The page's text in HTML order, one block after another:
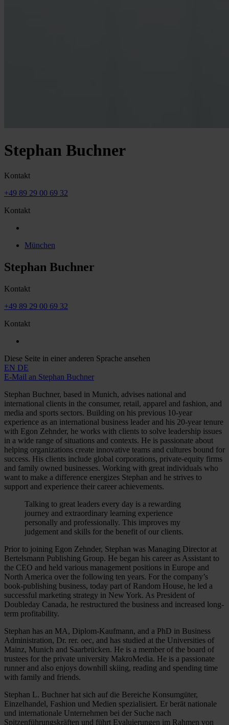
Stephan Buchner
Kontakt
+49 89 29 00 69 32
Kontakt
München
Stephan Buchner
Kontakt
+49 89 29 00 69 32
Kontakt
Diese Seite in einer anderen Sprache ansehen
EN DE
E-Mail an Stephan Buchner
Stephan Buchner, based in Munich, advises national and
international clients in the consumer, retail, apparel and fashion, and
media and sports sectors. Building on his previous 10-year
experience as an international business leader and his 20-year tenure
with Egon Zehnder, he works with clients to solve leadership issues
in a wide range of situations and contexts. He is passionate about
helping organizations create innovative teams and cultures bound for
success. His clients include global corporations, private-equity firms
and family owned businesses. Working with great individuals who
want to make a difference energizes Stephan and he strives to
support and experience their career achievements.
Talking to great leaders every day is a rewarding
journey and extraordinary learning experience
personally and professionally. This improves my
judgement and skills for the benefit of our clients.
Prior to joining Egon Zehnder, Stephan was Managing Director at
Bertelsmann Publishing Group. He began his career as Assistant to
the CEO and held various management positions in Europe and
North America over the following ten years. For the company’s
book-publishing business, today part of Random House, he led a
successful marketing strategy in New York. As President of
Doubleday Canada, he restructured the business and increased long-
term profitability.
Stephan has an MA, Diplom-Kaufmann, and a PhD in Business
Administration, Dr. rer. oec, and has studied at the Universities of
Mainz, Munich and Saarbrücken. He is a member of the board of
trustees for the private university MakroMedia. He is a passionate
runner and also enjoys downhill skiing, reading and spending time
with family and friends.
Stephan L. Buchner hat sich auf die Bereiche Konsumgüter,
Einzelhandel, Fashion und Medien spezialisiert. Er berät nationale
und internationale Unternehmen bei der Suche nach
Spitzenführungskräften und führt Evaluierungen im Rahmen von